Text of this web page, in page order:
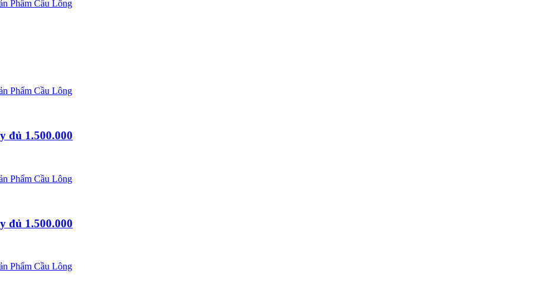
Phẩm Cầu Lông
Phẩm Cầu Lông
đủ 1.500.000
Phẩm Cầu Lông
đủ 1.500.000
Phẩm Cầu Lông